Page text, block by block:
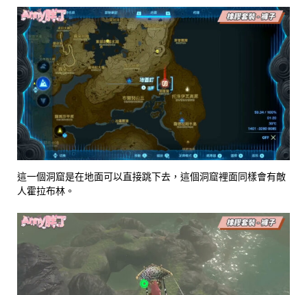
這一個洞窟是在地面可以直接跳下去，這個洞窟裡面同樣會有敵
人霍拉布林。